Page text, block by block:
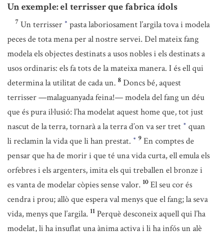
Un exemple: el terrisser que fabrica ídols
7 Un terrisser * pasta laboriosament l’argila tova i modela
peces de tota mena per al nostre servei. Del mateix fang
modela els objectes destinats a usos nobles i els destinats a
usos ordinaris: els fa tots de la mateixa manera. I és ell qui
determina la utilitat de cada un. 8 Doncs bé, aquest
terrisser —malaguanyada feina!— modela del fang un déu
que és pura il·lusió: l’ha modelat aquest home que, tot just
nascut de la terra, tornarà a la terra d’on va ser tret * quan
li reclamin la vida que li han prestat. * 9 En comptes de
pensar que ha de morir i que té una vida curta, ell emula els
orfebres i els argenters, imita els qui treballen el bronze i
es vanta de modelar còpies sense valor. 10 El seu cor és
cendra i prou; allò que espera val menys que el fang; la seva
vida, menys que l’argila. 11 Perquè desconeix aquell qui l’ha
modelat, li ha insuflat una ànima activa i li ha infós un alè